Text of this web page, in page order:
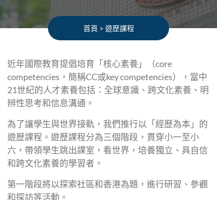
首頁 > 遊歷課程
近年國際教育提倡培育「核心素養」（core
competencies，簡稱CC或key competencies），當中
21世紀的人才素養包括：全球意識、跨文化素養、明
辨性思考和信息溝通。
為了讓學生與世界接軌，我們推行以「經歷為本」的
遊歷課程。遊歷課程分為三個階段，貫穿小一至小
六，帶領學生跳出課室，看世界，培養獨立、具自信
和跨文化素養的學習者。
第一階段將以探索社區和香港為題，進行研習、參觀
和探訪等活動。